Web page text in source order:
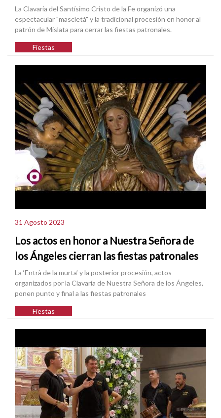
La Clavaría del Santísimo Cristo de la Fe organizó una
espectacular "mascletà" y la tradicional procesión en honor al
patrón de Mislata para cerrar las fiestas patronales.
Fiestas
31 Agosto 2023
Los actos en honor a Nuestra Señora de
los Ángeles cierran las fiestas patronales
La ‘Entrà de la murta’ y la posterior procesión, actos
organizados por la Clavaría de Nuestra Señora de los Ángeles,
ponen punto y final a las fiestas patronales
Fiestas